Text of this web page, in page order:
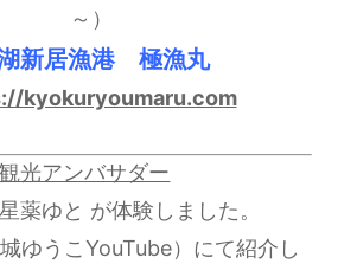
～）
新居漁港 極漁丸
kyokuryoumaru.com
光アンバサダー
薬ゆと が体験しました。
ゆうこYouTube）にて紹介し